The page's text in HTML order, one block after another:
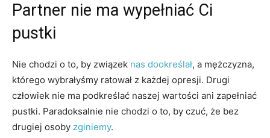
Partner nie ma wypełniać Ci
pustki
Nie chodzi o to, by związek nas dookreślał, a mężczyzna,
którego wybrałyśmy ratował z każdej opresji. Drugi
człowiek nie ma podkreślać naszej wartości ani zapełniać
pustki. Paradoksalnie nie chodzi o to, by czuć, że bez
drugiej osoby zginiemy.